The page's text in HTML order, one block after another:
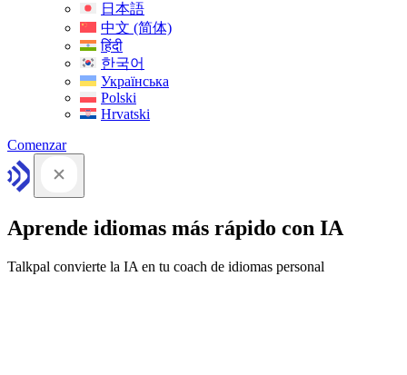
日本語
中文 (简体)
हिंदी
한국어
Українська
Polski
Hrvatski
Comenzar
Aprende idiomas más rápido con IA
Talkpal convierte la IA en tu coach de idiomas personal